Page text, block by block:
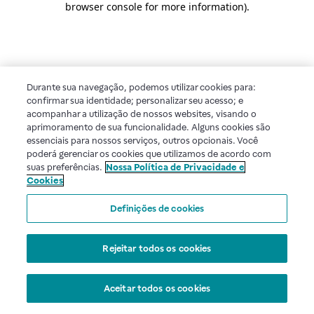
browser console for more information).
Durante sua navegação, podemos utilizar cookies para:
confirmar sua identidade; personalizar seu acesso; e
acompanhar a utilização de nossos websites, visando o
aprimoramento de sua funcionalidade. Alguns cookies são
essenciais para nossos serviços, outros opcionais. Você
poderá gerenciar os cookies que utilizamos de acordo com
suas preferências. Nossa Política de Privacidade e
Cookies
Definições de cookies
Rejeitar todos os cookies
Aceitar todos os cookies